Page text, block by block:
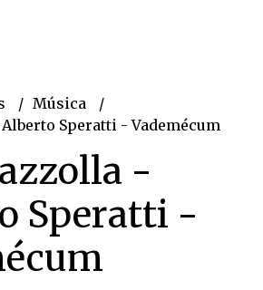
Música
Speratti - Vademécum
-
Speratti -